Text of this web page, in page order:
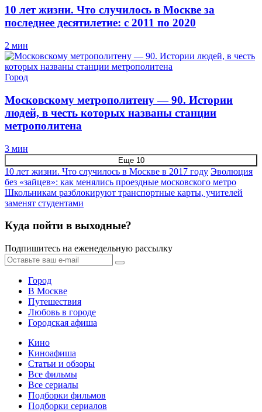
10 лет жизни. Что случилось в Москве за
последнее десятилетие: с 2011 по 2020
2 мин
Город
Московскому метрополитену — 90. Истории
людей, в честь которых названы станции
метрополитена
3 мин
Еще 10
10 лет жизни. Что случилось в Москве в 2017 году Эволюция
без «зайцев»: как менялись проездные московского метро
Школьникам разблокируют транспортные карты, учителей
заменят студентами
Куда пойти в выходные?
Подпишитесь на еженедельную рассылку
Город
В Москве
Путешествия
Любовь в городе
Городская афиша
Кино
Киноафиша
Статьи и обзоры
Все фильмы
Все сериалы
Подборки фильмов
Подборки сериалов